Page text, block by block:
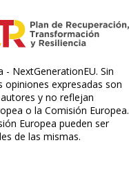
- NextGenerationEU. Sin
expresadas son
y no reflejan
o la Comisión Europea.
Europea pueden ser
de las mismas.